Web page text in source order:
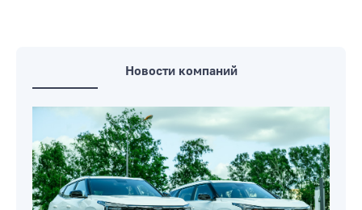
устроил ДТП
Новости компаний